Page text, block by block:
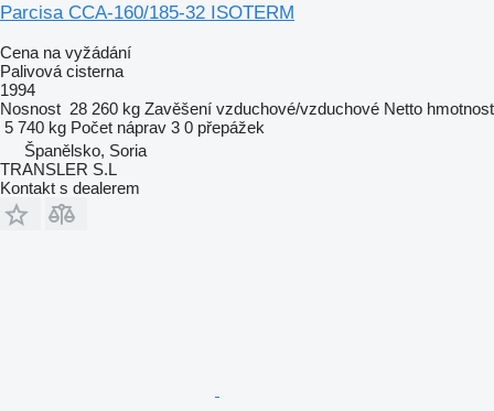
Parcisa CCA-160/185-32 ISOTERM
Cena na vyžádání
Palivová cisterna
1994
Nosnost 28 260 kg Zavěšení vzduchové/vzduchové Netto hmotnost
5 740 kg Počet náprav 3 0 přepážek
Španělsko, Soria
TRANSLER S.L
Kontakt s dealerem